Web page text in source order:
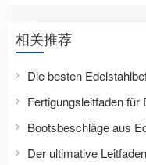
相关推荐
Fertigungsleitfaden